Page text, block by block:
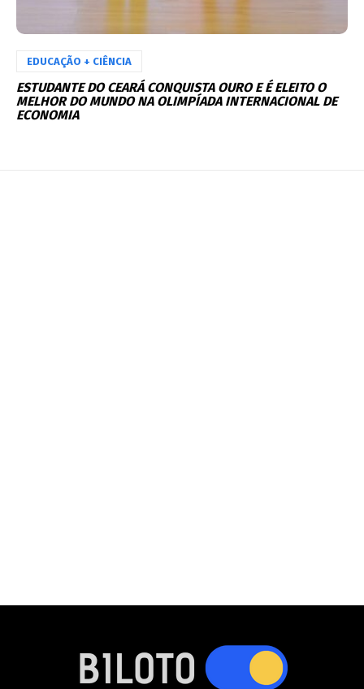
EDUCAÇÃO + CIÊNCIA
ESTUDANTE DO CEARÁ CONQUISTA OURO E É ELEITO O
MELHOR DO MUNDO NA OLIMPÍADA INTERNACIONAL DE
ECONOMIA